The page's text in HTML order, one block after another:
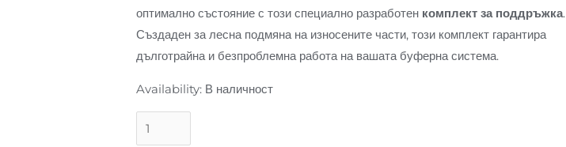
оптимално състояние с този специално разработен комплект за поддръжка.
Създаден за лесна подмяна на износените части, този комплект гарантира
дълготрайна и безпроблемна работа на вашата буферна система.
Availability: В наличност